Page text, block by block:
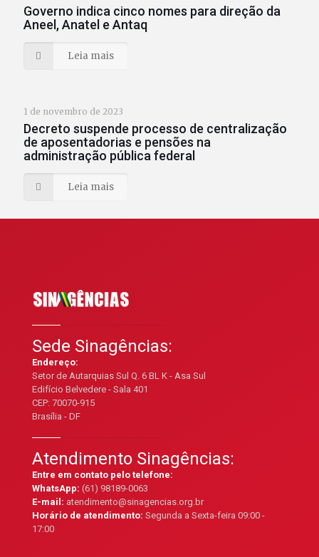
Governo indica cinco nomes para direção da
Aneel, Anatel e Antaq
Leia mais
1 de novembro de 2023
Decreto suspende processo de centralização
de aposentadorias e pensões na
administração pública federal
Leia mais
Sede Sinagências:
Endereço:
Setor de Autarquias Sul Q. 6 BL K - Asa Sul
Edifício Belvedere - Sala 401
CEP: 70070-915
Brasília - DF
Atendimento Sinagências:
Entre em contato pelo telefone:
WhatsApp: (61) 98189-0063
E-mail: atendimento@sinagencias.org.br
Horário de atendimento: Segunda a Sexta-feira 09:00 -
17:00